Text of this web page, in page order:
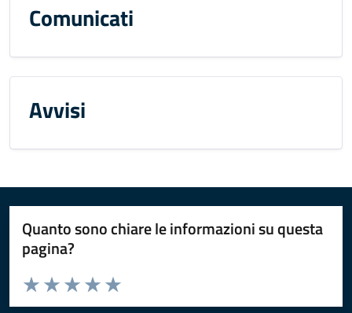
Comunicati
Avvisi
Quanto sono chiare le informazioni su questa
pagina?
Valuta da 1 a 5 stelle la pagina
Valuta 5 stelle su 5
Valuta 4 stelle su 5
Valuta 3 stelle su 5
Valuta 2 stelle su 5
Valuta 1 stelle su 5